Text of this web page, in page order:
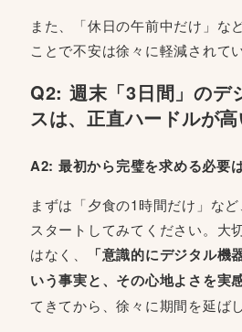
また、「休日の午前中だけ」な
ことで不安は徐々に軽減されて
Q2: 週末「3日間」のデ
スは、正直ハードルが高
A2: 最初から完璧を求める必要
まずは「夕食の1時間だけ」な
スタートしてみてください。大
はなく、
「意識的にデジタル機
いう事実と、その心地よさを実
てきてから、徐々に期間を延ば